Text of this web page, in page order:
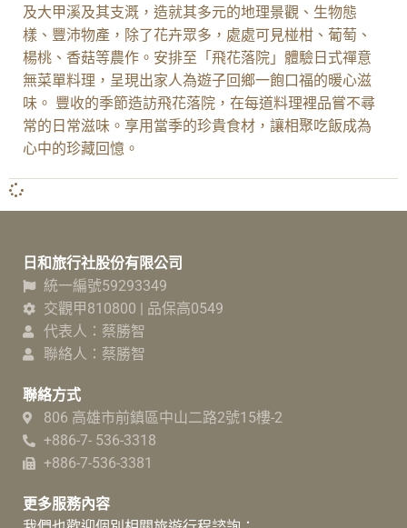
及大甲溪及其支溉，造就其多元的地理景觀、生物態
樣、豐沛物產，除了花卉眾多，處處可見椪柑、葡萄、
楊桃、香菇等農作。安排至「飛花落院」體驗日式禪意
無菜單料理，呈現出家人為遊子回鄉一飽口福的暖心滋
味。 豐收的季節造訪飛花落院，在每道料理裡品嘗不尋
常的日常滋味。享用當季的珍貴食材，讓相聚吃飯成為
心中的珍藏回憶。
日和旅行社股份有限公司
統一編號59293349
交觀甲810800 | 品保高0549
代表人：蔡勝智
聯絡人：蔡勝智
聯絡方式
806 高雄市前鎮區中山二路2號15樓-2
+886-7- 536-3318
+886-7-536-3381
更多服務內容